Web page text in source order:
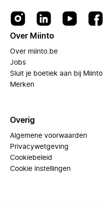
Over Miinto
Over miinto.be
Jobs
Sluit je boetiek aan bij Miinto
Merken
Overig
Algemene voorwaarden
Privacywetgeving
Cookiebeleid
Cookie instellingen